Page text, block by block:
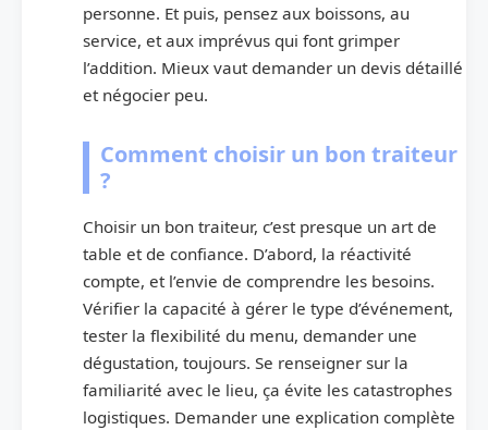
personne. Et puis, pensez aux boissons, au
service, et aux imprévus qui font grimper
l’addition. Mieux vaut demander un devis détaillé
et négocier peu.
Comment choisir un bon traiteur
?
Choisir un bon traiteur, c’est presque un art de
table et de confiance. D’abord, la réactivité
compte, et l’envie de comprendre les besoins.
Vérifier la capacité à gérer le type d’événement,
tester la flexibilité du menu, demander une
dégustation, toujours. Se renseigner sur la
familiarité avec le lieu, ça évite les catastrophes
logistiques. Demander une explication complète